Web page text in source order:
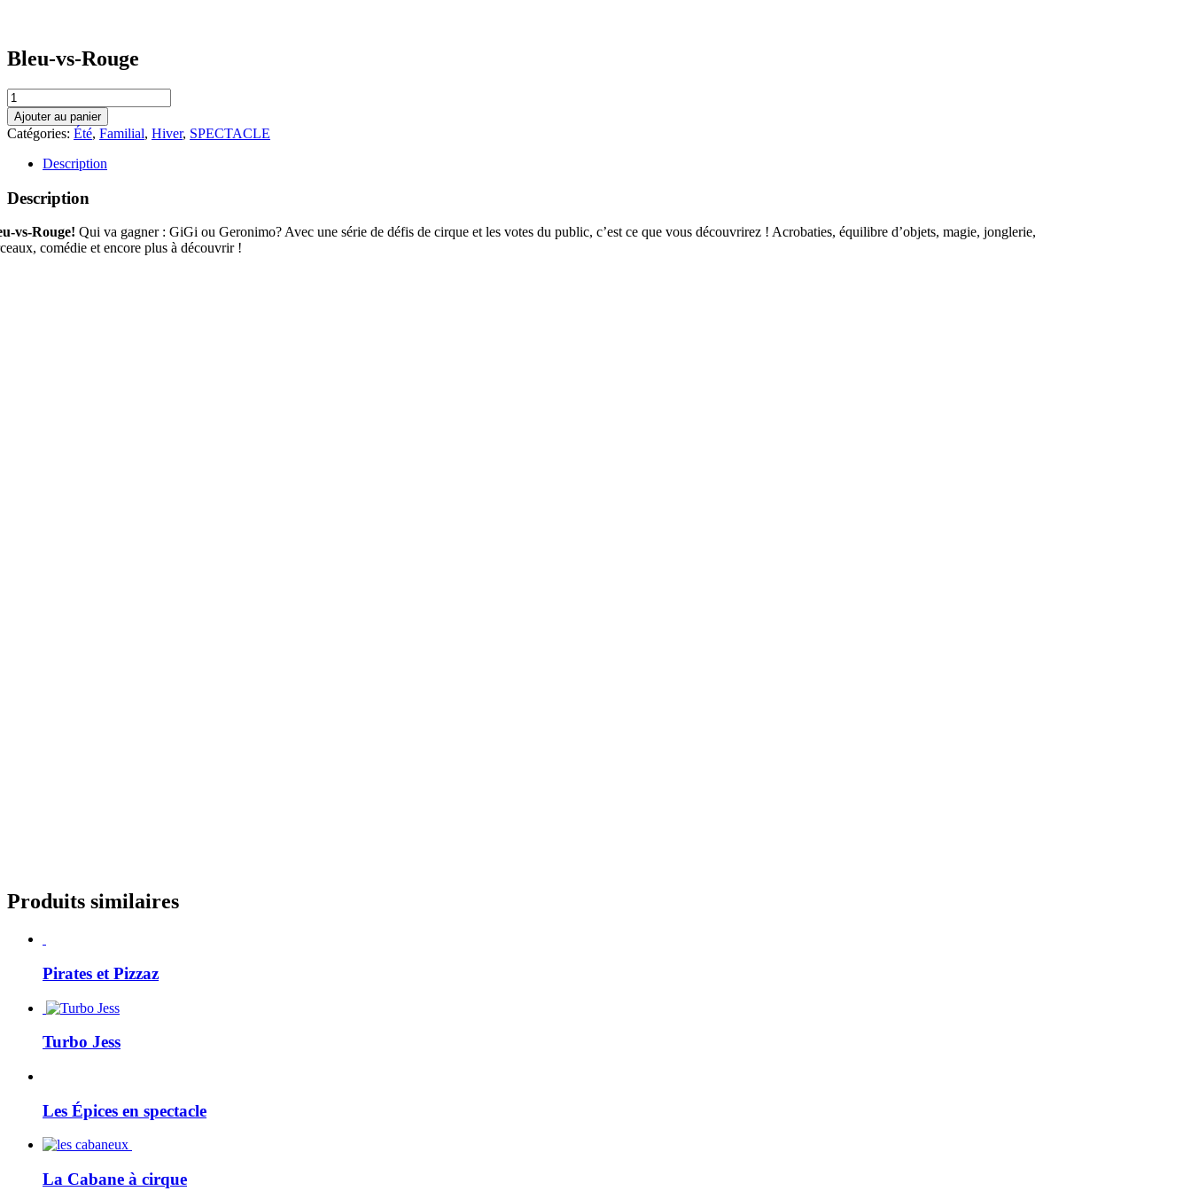
Bleu-vs-Rouge
quantité
de
Bleu-
vs-
Rouge
Ajouter au panier
Catégories: Été, Familial, Hiver, SPECTACLE
Description
Description
vs-Rouge!Qui va gagner : GiGi ou Geronimo? Avec une série de défis de cirque et les votes du public, c’est ce que vous découvrirez ! Acrobaties, équilibre d’objets, magie, jonglerie,
comédie et encore plus à découvrir !
Produits similaires
Pirates et Pizzaz
Turbo Jess
Les Épices en spectacle
La Cabane à cirque